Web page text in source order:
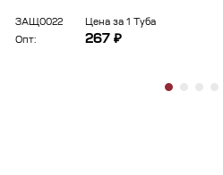
ЗАЩ0022
Цена за 1 Туба
Опт:
267 ₽